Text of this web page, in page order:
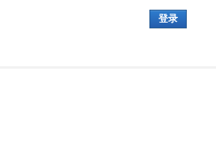
登录